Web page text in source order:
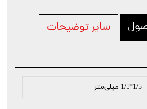
سایر توضیحات
1/5*1/5 میلی‌متر